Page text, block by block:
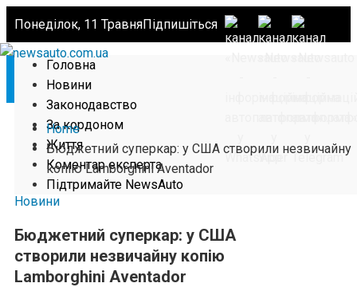
Понеділок, 11 ТравняПідпишіться
Головна
Новини
Законодавство
За кордоном
Життя
Коментар експерта
Підтримайте NewsAuto
Home
Бюджетний суперкар: у США створили незвичайну
копію Lamborghini Aventador
Новини
Бюджетний суперкар: у США
створили незвичайну копію
Lamborghini Aventador